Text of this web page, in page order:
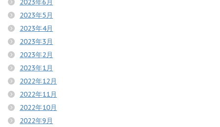
2023年6月
2023年5月
2023年4月
2023年3月
2023年2月
2023年1月
2022年12月
2022年11月
2022年10月
2022年9月